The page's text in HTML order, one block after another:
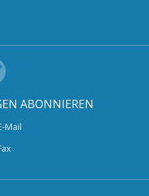
ABONNIEREN
Mail